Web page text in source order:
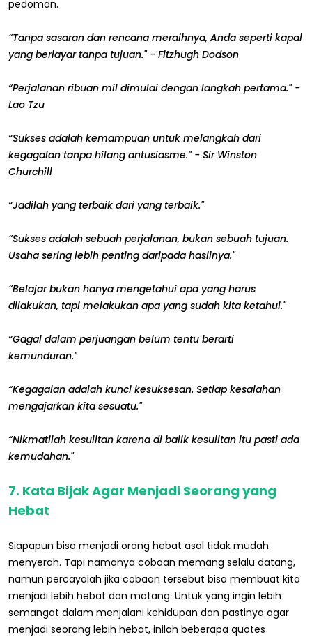
pedoman.
“Tanpa sasaran dan rencana meraihnya, Anda seperti kapal
yang berlayar tanpa tujuan." - Fitzhugh Dodson
“Perjalanan ribuan mil dimulai dengan langkah pertama." -
Lao Tzu
“Sukses adalah kemampuan untuk melangkah dari
kegagalan tanpa hilang antusiasme." - Sir Winston
Churchill
“Jadilah yang terbaik dari yang terbaik."
“Sukses adalah sebuah perjalanan, bukan sebuah tujuan.
Usaha sering lebih penting daripada hasilnya."
“Belajar bukan hanya mengetahui apa yang harus
dilakukan, tapi melakukan apa yang sudah kita ketahui."
“Gagal dalam perjuangan belum tentu berarti
kemunduran."
“Kegagalan adalah kunci kesuksesan. Setiap kesalahan
mengajarkan kita sesuatu."
“Nikmatilah kesulitan karena di balik kesulitan itu pasti ada
kemudahan."
7. Kata Bijak Agar Menjadi Seorang yang
Hebat
Siapapun bisa menjadi orang hebat asal tidak mudah
menyerah. Tapi namanya cobaan memang selalu datang,
namun percayalah jika cobaan tersebut bisa membuat kita
menjadi lebih hebat dan matang. Untuk yang ingin lebih
semangat dalam menjalani kehidupan dan pastinya agar
menjadi seorang lebih hebat, inilah beberapa quotes